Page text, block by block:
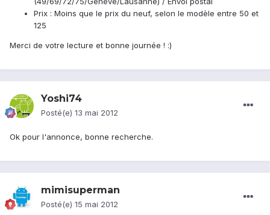
Prix : Moins que le prix du neuf, selon le modèle entre 50 et
125
Merci de votre lecture et bonne journée ! :)
Yoshi74
Posté(e) 13 mai 2012
Ok pour l'annonce, bonne recherche.
mimisuperman
Posté(e) 15 mai 2012